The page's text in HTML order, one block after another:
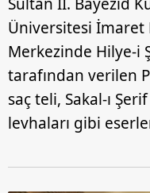
Üniversitesi İmaret
Merkezinde Hilye-i
tarafından verilen
saç teli, Sakal-ı
levhaları gibi